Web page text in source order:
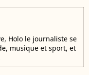
Holo le journaliste se
musique et sport, et